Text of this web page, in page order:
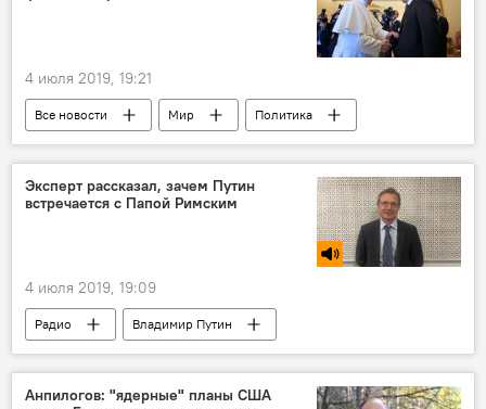
4 июля 2019, 19:21
Все новости Мир
Политика
Владимир Путин
Папа Римский Франциск
Эксперт рассказал, зачем Путин
встречается с Папой Римским
4 июля 2019, 19:09
Радио
Владимир Путин
Папа Римский Франциск
переговоры
Анпилогов: "ядерные" планы США